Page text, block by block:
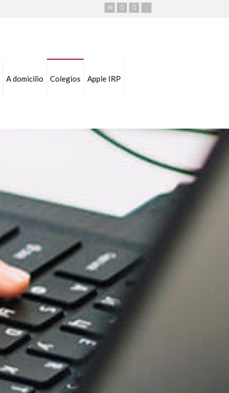
A domicilio Colegios Apple IRP